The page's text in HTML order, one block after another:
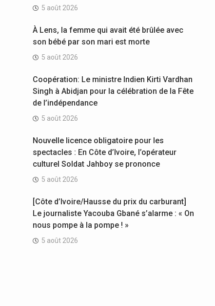
5 août 2026
À Lens, la femme qui avait été brûlée avec
son bébé par son mari est morte
5 août 2026
Coopération: Le ministre Indien Kirti Vardhan
Singh à Abidjan pour la célébration de la Fête
de l’indépendance
5 août 2026
Nouvelle licence obligatoire pour les
spectacles : En Côte d’Ivoire, l’opérateur
culturel Soldat Jahboy se prononce
5 août 2026
[Côte d’Ivoire/Hausse du prix du carburant]
Le journaliste Yacouba Gbané s’alarme : « On
nous pompe à la pompe ! »
5 août 2026